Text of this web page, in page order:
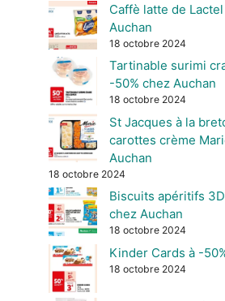
Caffè latte de
Auchan
18 octobre 2024
Tartinable surimi
-50% chez Auchan
18 octobre 2024
St Jacques à la
carottes crème
Auchan
18 octobre 2024
Biscuits apéritifs
chez Auchan
18 octobre 2024
Kinder Cards à -
18 octobre 2024